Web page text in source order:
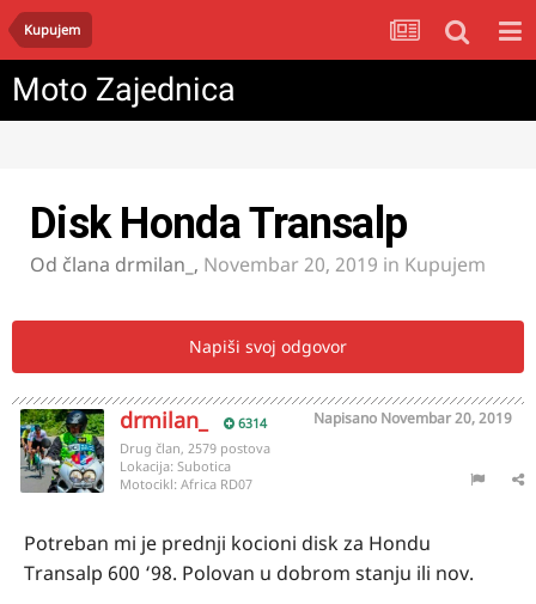
Kupujem
Moto Zajednica
Disk Honda Transalp
Od člana drmilan_ , Novembar 20, 2019 in Kupujem
Napiši svoj odgovor
drmilan_ 6314 Napisano Novembar 20, 2019
Drug član, 2579 postova
Lokacija: Subotica
Motocikl: Africa RD07
Potreban mi je prednji kocioni disk za Hondu
Transalp 600 ‘98. Polovan u dobrom stanju ili nov.